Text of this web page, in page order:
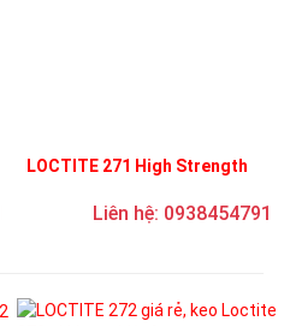
LOCTITE 271 High Strength
Liên hệ: 0938454791